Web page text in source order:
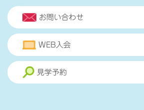
お問い合わせ
WEB入会
見学予約